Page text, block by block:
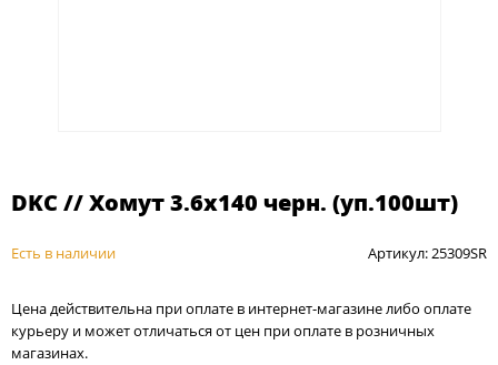
DKC // Хомут 3.6х140 черн. (уп.100шт)
Есть в наличии Артикул: 25309SR
Цена действительна при оплате в интернет-магазине либо оплате
курьеру и может отличаться от цен при оплате в розничных
магазинах.